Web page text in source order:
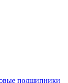
подшипники